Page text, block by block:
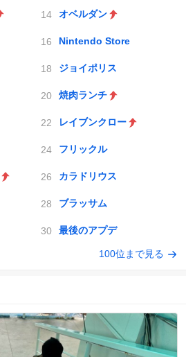
オベルダン
Nintendo Store
ジョイポリス
焼肉ランチ
レイブンクロー
フリックル
カラドリウス
ブラッサム
最後のアプデ
100位まで見る